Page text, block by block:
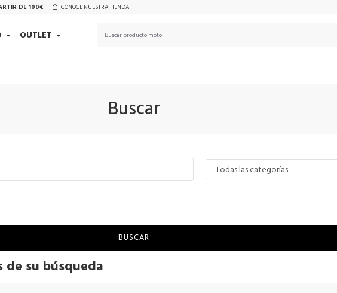
DE 100€ CONOCE NUESTRA TIENDA
OUTLET
Buscar
BUSCAR
su búsqueda